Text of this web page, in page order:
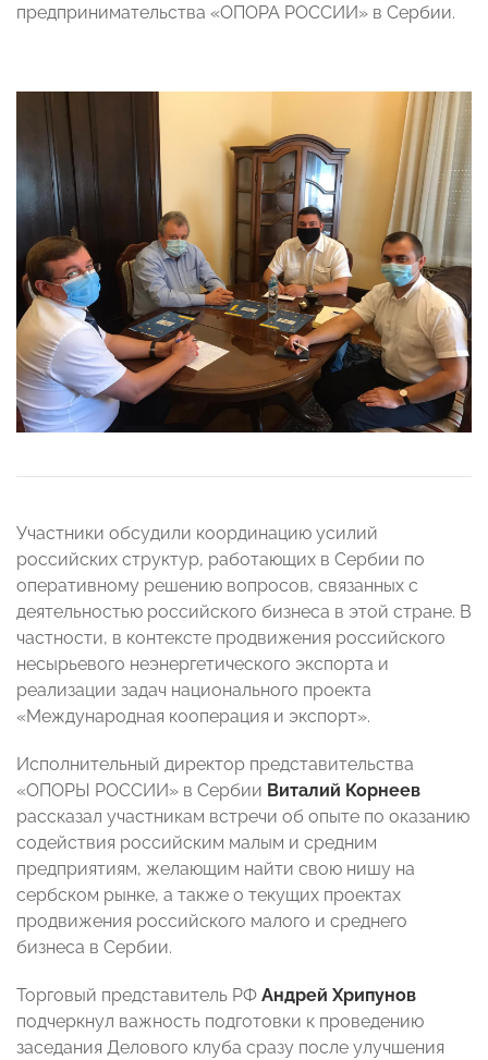
предпринимательства «ОПОРА РОССИИ» в Сербии.
Участники обсудили координацию усилий
российских структур, работающих в Сербии по
оперативному решению вопросов, связанных с
деятельностью российского бизнеса в этой стране. В
частности, в контексте продвижения российского
несырьевого неэнергетического экспорта и
реализации задач национального проекта
«Международная кооперация и экспорт».
Исполнительный директор представительства
«ОПОРЫ РОССИИ» в Сербии Виталий Корнеев
рассказал участникам встречи об опыте по оказанию
содействия российским малым и средним
предприятиям, желающим найти свою нишу на
сербском рынке, а также о текущих проектах
продвижения российского малого и среднего
бизнеса в Сербии.
Торговый представитель РФ Андрей Хрипунов
подчеркнул важность подготовки к проведению
заседания Делового клуба сразу после улучшения